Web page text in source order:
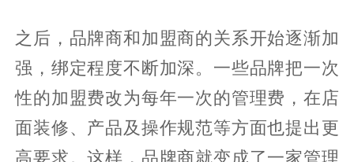
之后，品牌商和加盟商的关系开始逐渐加
强，绑定程度不断加深。一些品牌把一次
性的加盟费改为每年一次的管理费，在店
面装修、产品及操作规范等方面也提出更
高要求。这样，品牌商就变成了一家管理